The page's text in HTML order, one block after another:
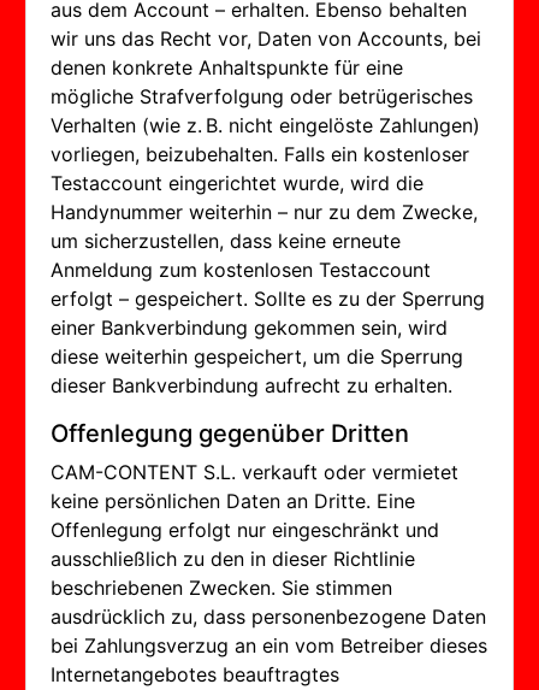
aus dem Account – erhalten. Ebenso behalten
wir uns das Recht vor, Daten von Accounts, bei
denen konkrete Anhaltspunkte für eine
mögliche Strafverfolgung oder betrügerisches
Verhalten (wie z. B. nicht eingelöste Zahlungen)
vorliegen, beizubehalten. Falls ein kostenloser
Testaccount eingerichtet wurde, wird die
Handynummer weiterhin – nur zu dem Zwecke,
um sicherzustellen, dass keine erneute
Anmeldung zum kostenlosen Testaccount
erfolgt – gespeichert. Sollte es zu der Sperrung
einer Bankverbindung gekommen sein, wird
diese weiterhin gespeichert, um die Sperrung
dieser Bankverbindung aufrecht zu erhalten.
Offenlegung gegenüber Dritten
CAM-CONTENT S.L. verkauft oder vermietet
keine persönlichen Daten an Dritte. Eine
Offenlegung erfolgt nur eingeschränkt und
ausschließlich zu den in dieser Richtlinie
beschriebenen Zwecken. Sie stimmen
ausdrücklich zu, dass personenbezogene Daten
bei Zahlungsverzug an ein vom Betreiber dieses
Internetangebotes beauftragtes